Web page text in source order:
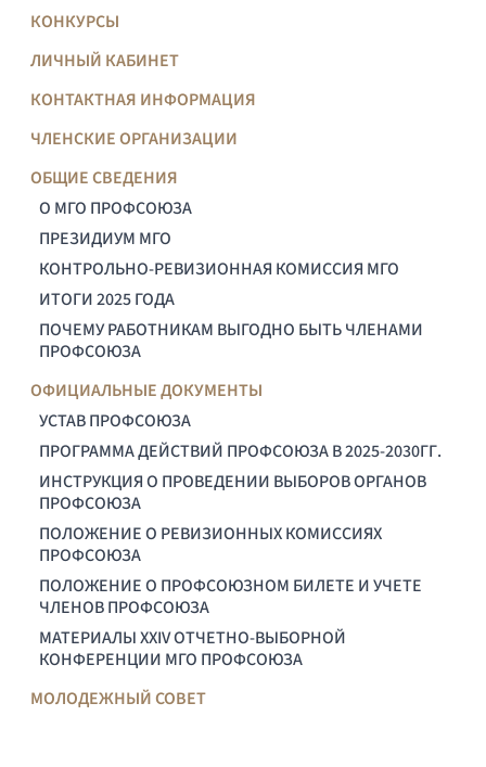
КОНКУРСЫ
ЛИЧНЫЙ КАБИНЕТ
КОНТАКТНАЯ ИНФОРМАЦИЯ
ЧЛЕНСКИЕ ОРГАНИЗАЦИИ
ОБЩИЕ СВЕДЕНИЯ
О МГО ПРОФСОЮЗА
ПРЕЗИДИУМ МГО
КОНТРОЛЬНО-РЕВИЗИОННАЯ КОМИССИЯ МГО
ИТОГИ 2025 ГОДА
ПОЧЕМУ РАБОТНИКАМ ВЫГОДНО БЫТЬ ЧЛЕНАМИ
ПРОФСОЮЗА
ОФИЦИАЛЬНЫЕ ДОКУМЕНТЫ
УСТАВ ПРОФСОЮЗА
ПРОГРАММА ДЕЙСТВИЙ ПРОФСОЮЗА В 2025-2030ГГ.
ИНСТРУКЦИЯ О ПРОВЕДЕНИИ ВЫБОРОВ ОРГАНОВ
ПРОФСОЮЗА
ПОЛОЖЕНИЕ О РЕВИЗИОННЫХ КОМИССИЯХ
ПРОФСОЮЗА
ПОЛОЖЕНИЕ О ПРОФСОЮЗНОМ БИЛЕТЕ И УЧЕТЕ
ЧЛЕНОВ ПРОФСОЮЗА
МАТЕРИАЛЫ XXIV ОТЧЕТНО-ВЫБОРНОЙ
КОНФЕРЕНЦИИ МГО ПРОФСОЮЗА
МОЛОДЕЖНЫЙ СОВЕТ